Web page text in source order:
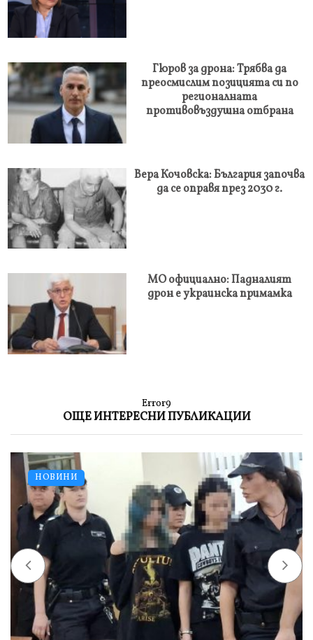
Гюров за дрона: Трябва да
преосмислим позицията си по
регионалната
противовъздушна отбрана
Вера Кочовска: България започва
да се оправя през 2030 г.
МО официално: Падналият
дрон е украинска примамка
Error9
ОЩЕ ИНТЕРЕСНИ ПУБЛИКАЦИИ
НОВИНИ